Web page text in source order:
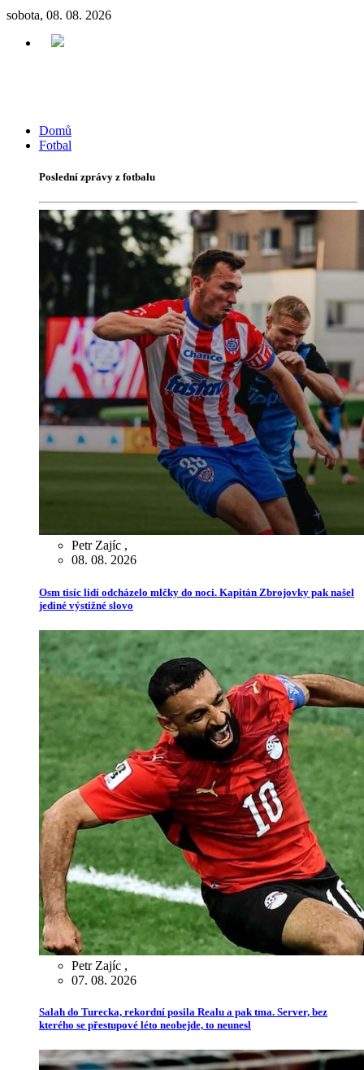
sobota, 08. 08. 2026
Domů
Fotbal
Poslední zprávy z fotbalu
Petr Zajíc ,
08. 08. 2026
Osm tisíc lidí odcházelo mlčky do noci. Kapitán Zbrojovky pak našel
jediné výstižné slovo
Petr Zajíc ,
07. 08. 2026
Salah do Turecka, rekordní posila Realu a pak tma. Server, bez
kterého se přestupové léto neobejde, to neunesl